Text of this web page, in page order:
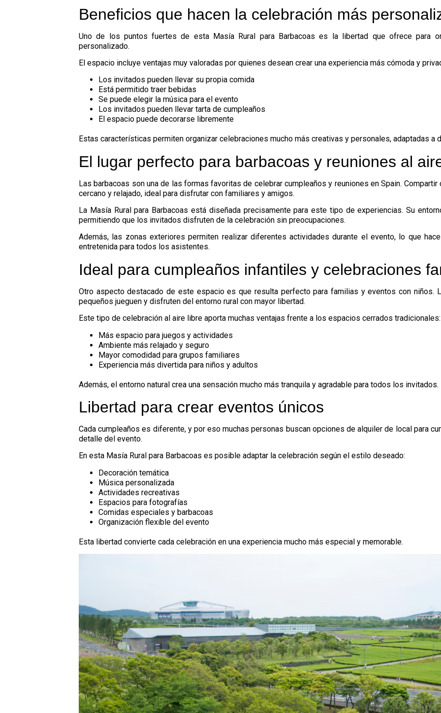
Beneficios que hacen la celebración más
Uno de los puntos fuertes de esta Masía Rural para Barbacoas es la libertad que ofrece para
personalizado.
El espacio incluye ventajas muy valoradas por quienes desean crear una experiencia más cómoda y
Los invitados pueden llevar su propia comida
Está permitido traer bebidas
Se puede elegir la música para el evento
Los invitados pueden llevar tarta de cumpleaños
El espacio puede decorarse libremente
Estas características permiten organizar celebraciones mucho más creativas y personales, adaptadas
El lugar perfecto para barbacoas y reuniones al
Las barbacoas son una de las formas favoritas de celebrar cumpleaños y reuniones en Spain.
cercano y relajado, ideal para disfrutar con familiares y amigos.
La Masía Rural para Barbacoas está diseñada precisamente para este tipo de experiencias. Su
permitiendo que los invitados disfruten de la celebración sin preocupaciones.
Además, las zonas exteriores permiten realizar diferentes actividades durante el evento, lo que
entretenida para todos los asistentes.
Ideal para cumpleaños infantiles y celebraciones
Otro aspecto destacado de este espacio es que resulta perfecto para familias y eventos con niños.
pequeños jueguen y disfruten del entorno rural con mayor libertad.
Este tipo de celebración al aire libre aporta muchas ventajas frente a los espacios cerrados tradicionales:
Más espacio para juegos y actividades
Ambiente más relajado y seguro
Mayor comodidad para grupos familiares
Experiencia más divertida para niños y adultos
Además, el entorno natural crea una sensación mucho más tranquila y agradable para todos los invitados.
Libertad para crear eventos únicos
Cada cumpleaños es diferente, y por eso muchas personas buscan opciones de alquiler de local para
detalle del evento.
En esta Masía Rural para Barbacoas es posible adaptar la celebración según el estilo deseado:
Decoración temática
Música personalizada
Actividades recreativas
Espacios para fotografías
Comidas especiales y barbacoas
Organización flexible del evento
Esta libertad convierte cada celebración en una experiencia mucho más especial y memorable.